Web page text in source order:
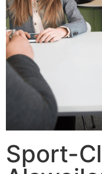
Sport-